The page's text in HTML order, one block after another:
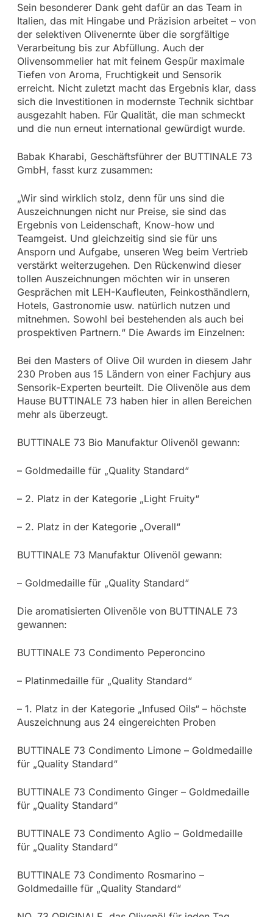
Sein besonderer Dank geht dafür an das Team in
Italien, das mit Hingabe und Präzision arbeitet – von
der selektiven Olivenernte über die sorgfältige
Verarbeitung bis zur Abfüllung. Auch der
Olivensommelier hat mit feinem Gespür maximale
Tiefen von Aroma, Fruchtigkeit und Sensorik
erreicht. Nicht zuletzt macht das Ergebnis klar, dass
sich die Investitionen in modernste Technik sichtbar
ausgezahlt haben. Für Qualität, die man schmeckt
und die nun erneut international gewürdigt wurde.
Babak Kharabi, Geschäftsführer der BUTTINALE 73
GmbH, fasst kurz zusammen:
„Wir sind wirklich stolz, denn für uns sind die
Auszeichnungen nicht nur Preise, sie sind das
Ergebnis von Leidenschaft, Know-how und
Teamgeist. Und gleichzeitig sind sie für uns
Ansporn und Aufgabe, unseren Weg beim Vertrieb
verstärkt weiterzugehen. Den Rückenwind dieser
tollen Auszeichnungen möchten wir in unseren
Gesprächen mit LEH-Kaufleuten, Feinkosthändlern,
Hotels, Gastronomie usw. natürlich nutzen und
mitnehmen. Sowohl bei bestehenden als auch bei
prospektiven Partnern.“ Die Awards im Einzelnen:
Bei den Masters of Olive Oil wurden in diesem Jahr
230 Proben aus 15 Ländern von einer Fachjury aus
Sensorik-Experten beurteilt. Die Olivenöle aus dem
Hause BUTTINALE 73 haben hier in allen Bereichen
mehr als überzeugt.
BUTTINALE 73 Bio Manufaktur Olivenöl gewann:
– Goldmedaille für „Quality Standard“
– 2. Platz in der Kategorie „Light Fruity“
– 2. Platz in der Kategorie „Overall“
BUTTINALE 73 Manufaktur Olivenöl gewann:
– Goldmedaille für „Quality Standard“
Die aromatisierten Olivenöle von BUTTINALE 73
gewannen:
BUTTINALE 73 Condimento Peperoncino
– Platinmedaille für „Quality Standard“
– 1. Platz in der Kategorie „Infused Oils“ – höchste
Auszeichnung aus 24 eingereichten Proben
BUTTINALE 73 Condimento Limone – Goldmedaille
für „Quality Standard“
BUTTINALE 73 Condimento Ginger – Goldmedaille
für „Quality Standard“
BUTTINALE 73 Condimento Aglio – Goldmedaille
für „Quality Standard“
BUTTINALE 73 Condimento Rosmarino –
Goldmedaille für „Quality Standard“